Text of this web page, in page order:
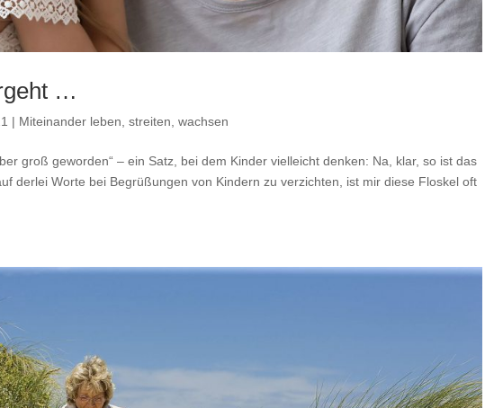
…
| Miteinander leben, streiten, wachsen
groß geworden“ – ein Satz, bei dem Kinder vielleicht denken: Na, klar, so ist das
derlei Worte bei Begrüßungen von Kindern zu verzichten, ist mir diese Floskel oft